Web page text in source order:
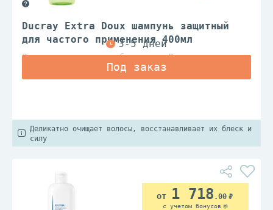
Ducray Extra Doux шампунь защитный
для частого применения 400мл
Дерматологические лаборатории Дюкрэ
Деликатно очищает волосы, восстанавливает их блеск и
силу
1 718 .00
с учетом бонусов